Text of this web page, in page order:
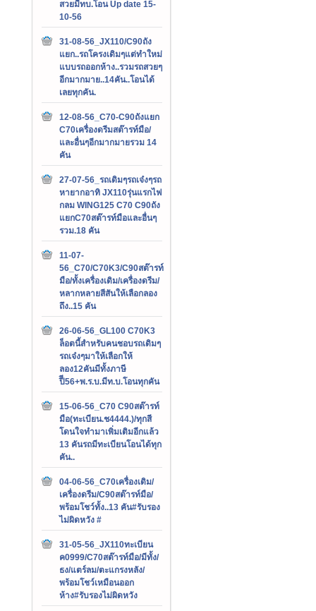
สวยมีทบ.โอน Up date 15-
10-56
31-08-56_JX110/C90ถัง
แยก..รถโครงเดิมๆแต่ทำใหม่
แบบรถออกห้าง..รวมรถสวยๆ
อีกมากมาย..14คัน..โอนได้
เลยทุกคัน.
12-08-56_C70-C90ถังแยก
C70เครื่องดรีมสต๊ารท์มือ/
และอื่นๆอีกมากมายรวม 14
คัน
27-07-56_รถเดิมๆรถเจ๋งๆรถ
หายากอาทิ JX110รุ่นแรกไฟ
กลม WING125 C70 C90ถัง
แยกC70สต๊ารท์มือและอื่นๆ
รวม.18 คัน
11-07-
56_C70/C70K3/C90สต๊ารท์
มือ/ทั้งเครื่องเดิม/เครื่องดรีม/
หลากหลายสีสันให้เลือกลอง
ถึง..15 คัน
26-06-56_GL100 C70K3
ล็อตนี้สำหรับคนชอบรถเดิมๆ
รถเจ๋งๆมาให้เลือกให้
ลอง12คันมีทั้งภาษี
ปีี56+พ.ร.บ.มีท.บ.โอนทุกคัน
15-06-56_C70 C90สต๊ารท์
มือ(ทะเบียน.ช4444.)/ทุกสี
โดนใจทำมาเพิ่มเติมอีกแล้ว
13 คันรถมีทะเบียนโอนได้ทุก
คัน..
04-06-56_C70เครื่องเดิม/
เครื่องดรีม/C90สต๊ารท์มือ/
พร้อมโชว์ทั้ง..13 คัน#รับรอง
ไม่ผิดหวัง #
31-05-56_JX110ทะเบียน
ค0999/C70สต๊ารท์มือ/มีทั้ง/
ธง/แตร์ลม/ตะแกรงหลัง/
พร้อมโชว์เหมือนออก
ห้าง#รับรองไม่ผิดหวัง